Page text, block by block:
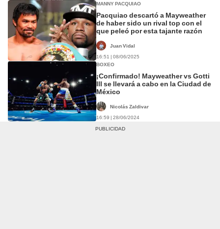
MANNY PACQUIAO
Pacquiao descartó a Mayweather
de haber sido un rival top con el
que peleó por esta tajante razón
Juan Vidal
16:51 | 08/06/2025
BOXEO
¡Confirmado! Mayweather vs Gotti
III se llevará a cabo en la Ciudad de
México
Nicolás Zaldivar
16:59 | 28/06/2024